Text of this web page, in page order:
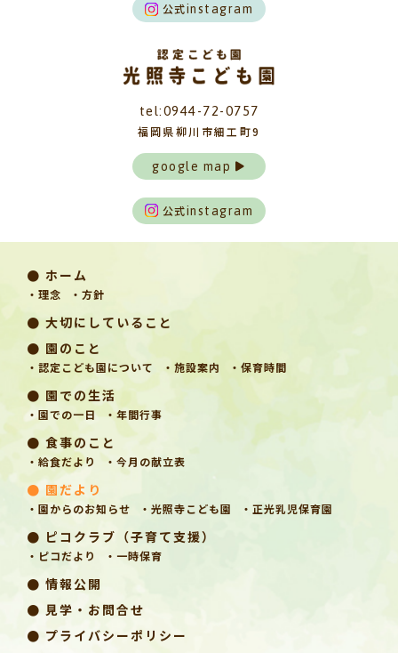
公式instagram
tel:0944-72-0757
福岡県柳川市細工町9
google map
公式instagram
● ホーム
・理念 ・方針
● 大切にしていること
● 園のこと
・認定こども園について ・施設案内 ・保育時間
● 園での生活
・園での一日 ・年間行事
● 食事のこと
・給食だより ・今月の献立表
● 園だより
・園からのお知らせ ・光照寺こども園 ・正光乳児保育園
● ピコクラブ（子育て支援）
・ピコだより ・一時保育
● 情報公開
● 見学・お問合せ
● プライバシーポリシー